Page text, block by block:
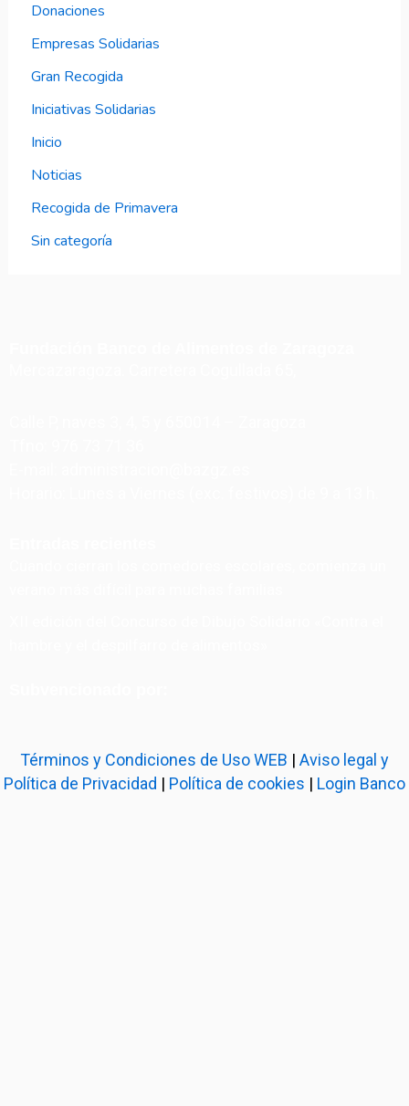
Donaciones
Empresas Solidarias
Gran Recogida
Iniciativas Solidarias
Inicio
Noticias
Recogida de Primavera
Sin categoría
Términos y Condiciones de Uso WEB | Aviso legal y
Política de Privacidad | Política de cookies | Login Banco